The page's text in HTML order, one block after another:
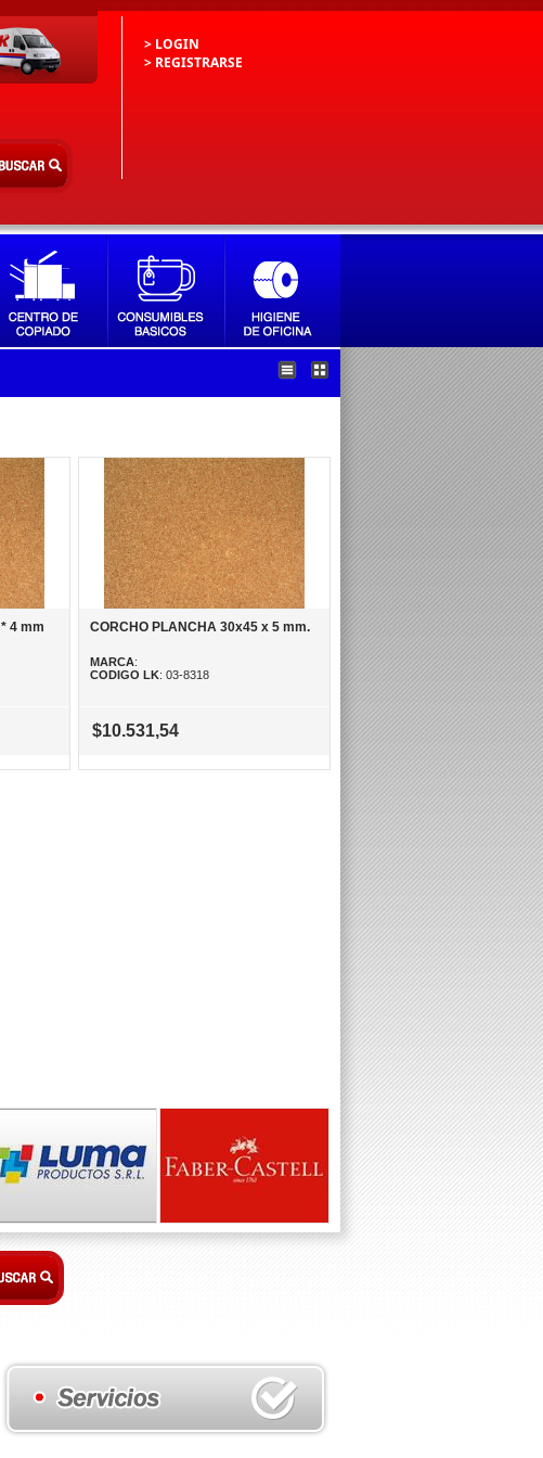
> LOGIN
> REGISTRARSE
4 mm CORCHO PLANCHA 30x45 x 5 mm.
MARCA:
CODIGO LK: 03-8318
$10.531,54